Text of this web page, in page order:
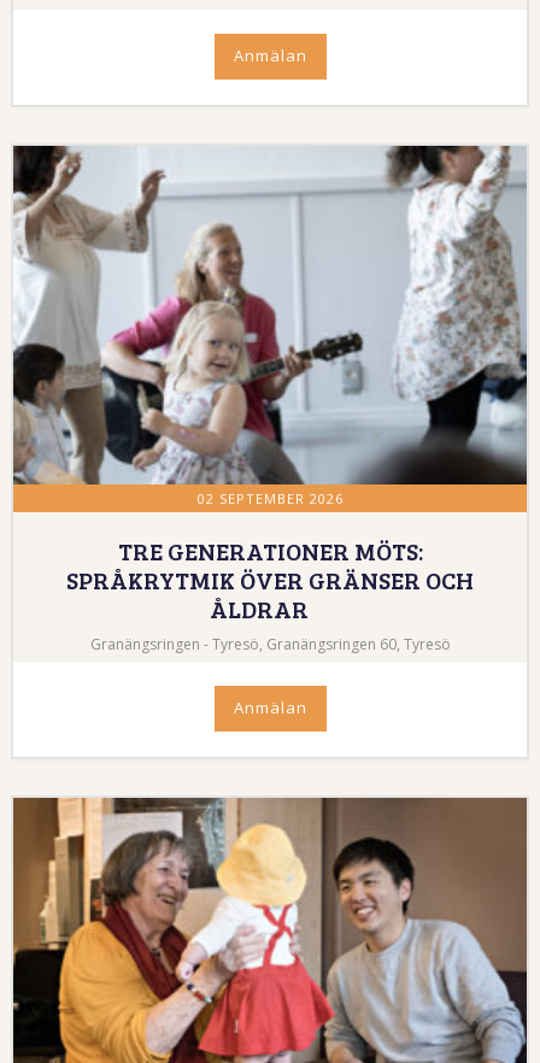
Anmälan
02 SEPTEMBER 2026
TRE GENERATIONER MÖTS:
SPRÅKRYTMIK ÖVER GRÄNSER OCH
ÅLDRAR
Granängsringen - Tyresö, Granängsringen 60, Tyresö
Anmälan